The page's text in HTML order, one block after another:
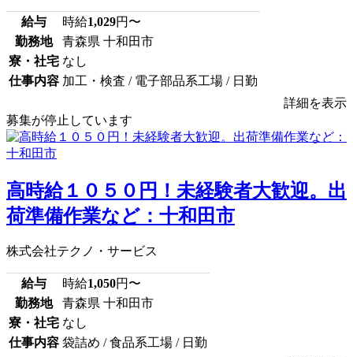
給与 時給1,029円〜
勤務地
青森県 十和田市
寮・社宅 なし
仕事内容 加工・検査 / 電子部品系工場 / 日勤
詳細を表示
募集が停止しています
高時給１０５０円！未経験者大歓迎。出
荷準備作業など：十和田市
株式会社テクノ・サービス
給与 時給1,050円〜
勤務地
青森県 十和田市
寮・社宅 なし
仕事内容 袋詰め / 食品系工場 / 日勤